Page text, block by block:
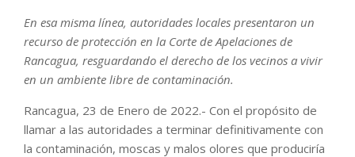
En esa misma línea, autoridades locales presentaron un
recurso de protección en la Corte de Apelaciones de
Rancagua, resguardando el derecho de los vecinos a vivir
en un ambiente libre de contaminación.
Rancagua, 23 de Enero de 2022.- Con el propósito de
llamar a las autoridades a terminar definitivamente con
la contaminación, moscas y malos olores que produciría